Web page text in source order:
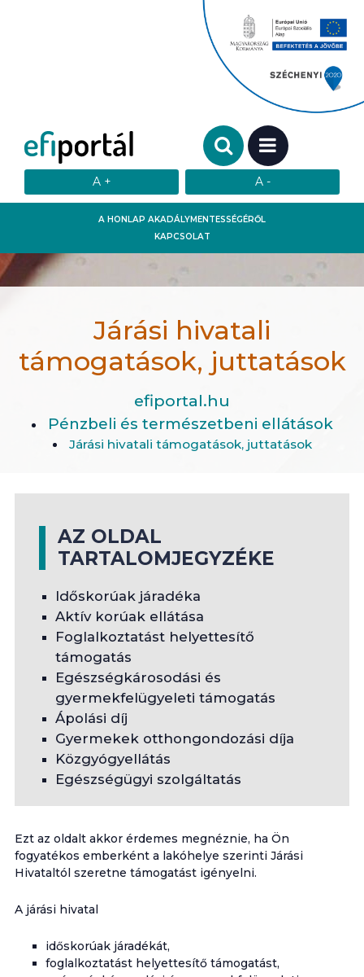
A HONLAP AKADÁLYMENTESSÉGÉRŐL
KAPCSOLAT
Keresendő szó:
MENÜ
Járási hivatali
támogatások, juttatások
efiportal.hu
Pénzbeli és természetbeni ellátások
Járási hivatali támogatások, juttatások
AZ OLDAL
TARTALOMJEGYZÉKE
Időskorúak járadéka
Aktív korúak ellátása
Foglalkoztatást helyettesítő
támogatás
Egészségkárosodási és
gyermekfelügyeleti támogatás
Ápolási díj
Gyermekek otthongondozási díja
Közgyógyellátás
Egészségügyi szolgáltatás
Ezt az oldalt akkor érdemes megnéznie, ha Ön
fogyatékos emberként a lakóhelye szerinti Járási
Hivataltól szeretne támogatást igényelni.
A járási hivatal
időskorúak járadékát,
foglalkoztatást helyettesítő támogatást,